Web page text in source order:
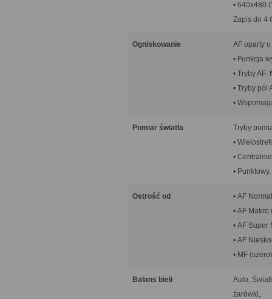
• 640x480
Zapis do 4
Ogniskowanie
AF oparty
• Funkcja
• Tryby
• Tryby pól
•
Pomiar światła
Tryby
•
•
• Punktowy.
Ostrość od
• AF
• AF
• AF Super
• AF
• MF
Balans bieli
Auto,
żarówki,